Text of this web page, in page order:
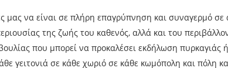
μας να είναι σε πλήρη επαγρύπνηση και συναγερμό
της ζωής του καθενός, αλλά και του
που μπορεί να προκαλέσει εκδήλωση πυρκαγιάς ή
γειτονιά σε κάθε χωριό σε κάθε κωμόπολη και πόλη